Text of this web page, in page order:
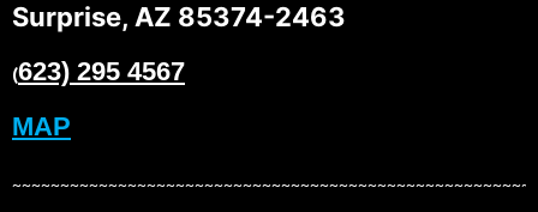
Surprise, AZ 85374-2463
(623) 295 4567
MAP